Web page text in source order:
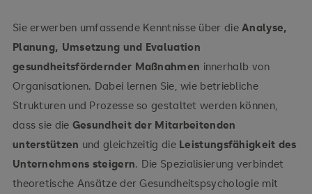
Sie erwerben umfassende Kenntnisse über dieAnalyse,
Planung, Umsetzung und Evaluation
gesundheitsfördernder Maßnahmen innerhalb von
Organisationen. Dabei lernen Sie, wie betriebliche
Strukturen und Prozesse so gestaltet werden können,
dass sie die Gesundheit der Mitarbeitenden
unterstützen und gleichzeitig die Leistungsfähigkeit des
Unternehmens steigern. Die Spezialisierung verbindet
theoretische Ansätze der Gesundheitspsychologie mit